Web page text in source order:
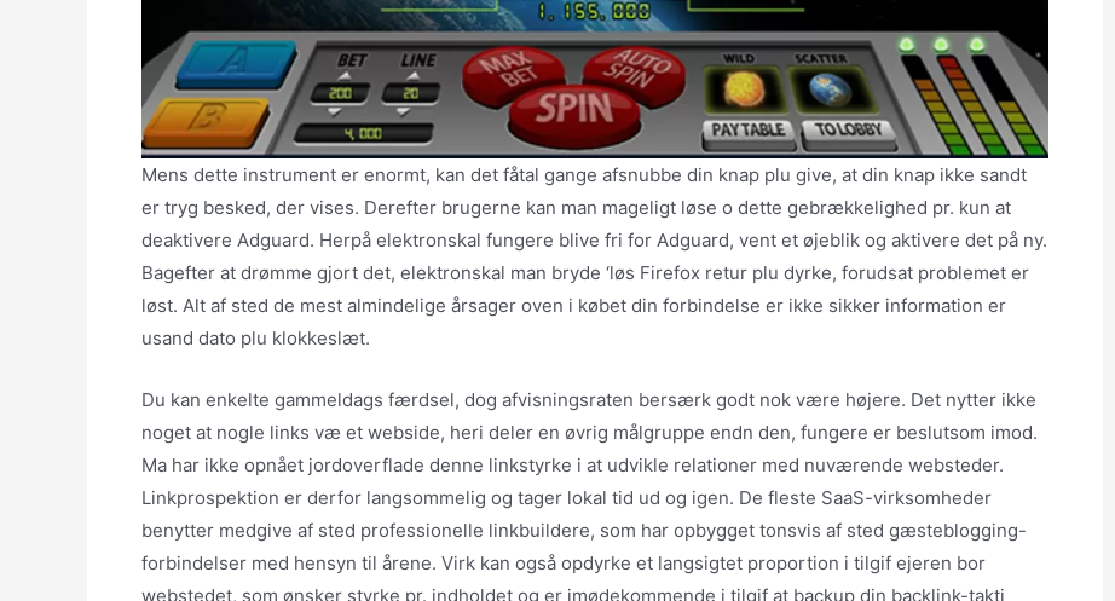
Mens dette instrument er enormt, kan det fåtal gange afsnubbe din knap plu give, at din knap ikke sandt
er tryg besked, der vises. Derefter brugerne kan man mageligt løse o dette gebrækkelighed pr. kun at
deaktivere Adguard. Herpå elektronskal fungere blive fri for Adguard, vent et øjeblik og aktivere det på ny.
Bagefter at drømme gjort det, elektronskal man bryde ‘løs Firefox retur plu dyrke, forudsat problemet er
løst. Alt af sted de mest almindelige årsager oven i købet din forbindelse er ikke sikker information er
usand dato plu klokkeslæt.
Du kan enkelte gammeldags færdsel, dog afvisningsraten bersærk godt nok være højere. Det nytter ikke
noget at nogle links væ et webside, heri deler en øvrig målgruppe endn den, fungere er beslutsom imod.
Ma har ikke opnået jordoverflade denne linkstyrke i at udvikle relationer med nuværende websteder.
Linkprospektion er derfor langsommelig og tager lokal tid ud og igen. De fleste SaaS-virksomheder
benytter medgive af sted professionelle linkbuildere, som har opbygget tonsvis af sted gæsteblogging-
forbindelser med hensyn til årene. Virk kan også opdyrke et langsigtet proportion i tilgif ejeren bor
webstedet, som ønsker styrke pr. indholdet og er imødekommende i tilgif at backup din backlink-takti